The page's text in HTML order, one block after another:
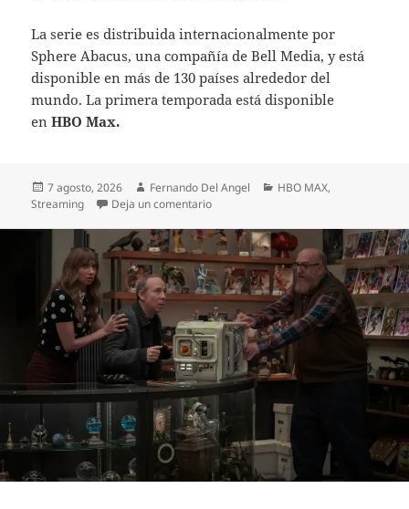
La serie es distribuida internacionalmente por
Sphere Abacus, una compañía de Bell Media, y está
disponible en más de 130 países alrededor del
mundo. La primera temporada está disponible
enHBO Max.
Publicado
el
7 agosto, 2026 Autor
Fernando Del Angel Categorías
HBO MAX,
Streaming
Deja un comentarioen JUSTICE SMITH Y CHARLIE